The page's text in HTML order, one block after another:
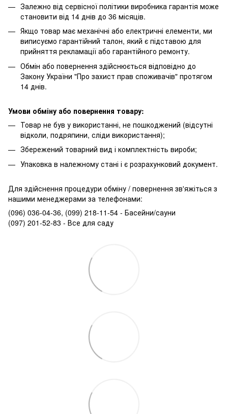
Залежно від сервісної політики виробника гарантія може
становити від 14 днів до 36 місяців.
Якщо товар має механічні або електричні елементи, ми
виписуємо гарантійний талон, який є підставою для
прийняття рекламації або гарантійного ремонту.
Обмін або повернення здійснюється відповідно до
Закону України "Про захист прав споживачів" протягом
14 днів.
Умови обміну або повернення товару:
Товар не був у використанні, не пошкоджений (відсутні
відколи, подряпини, сліди використання);
Збережений товарний вид і комплектність вироби;
Упаковка в належному стані і є розрахунковий документ.
Для здійснення процедури обміну / повернення зв'яжіться з
нашими менеджерами за телефонами:
(096) 036-04-36, (099) 218-11-54 - Басейни/сауни
(097) 201-52-83 - Все для саду